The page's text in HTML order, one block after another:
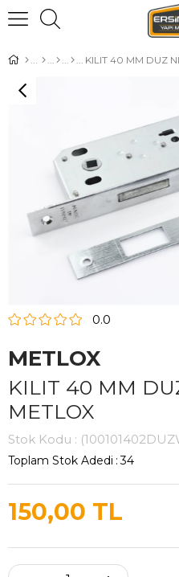
KILIT 40 MM DUZ
0.0
METLOX
KILIT 40 MM
METLOX
Stok Kodu
Toplam Stok Adedi : 34
150,00 TL